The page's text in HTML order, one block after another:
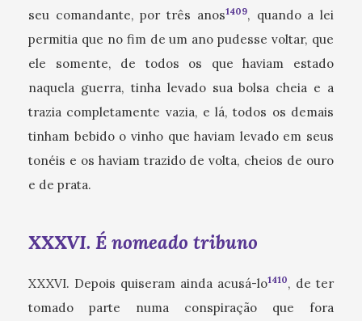
seu comandante, por três anos1409, quando a lei
permitia que no fim de um ano pudesse voltar, que
ele somente, de todos os que haviam estado
naquela guerra, tinha levado sua bolsa cheia e a
trazia completamente vazia, e lá, todos os demais
tinham bebido o vinho que haviam levado em seus
tonéis e os haviam trazido de volta, cheios de ouro
e de prata.
XXXVI. É nomeado tribuno
XXXVI. Depois quiseram ainda acusá-lo1410, de ter
tomado parte numa conspiração que fora